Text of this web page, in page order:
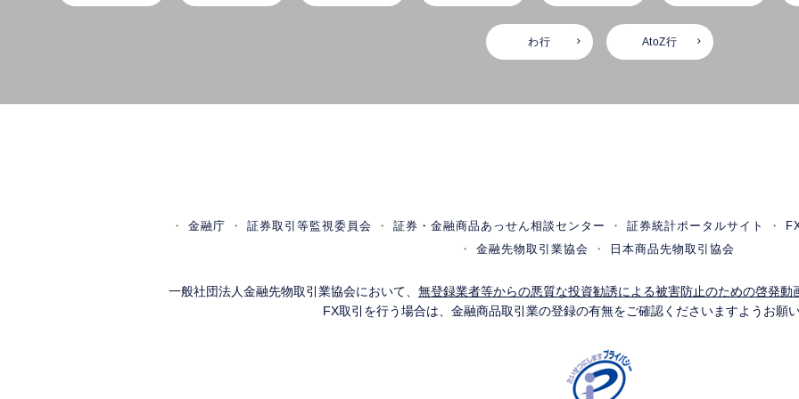
わ行 AtoZ行
金融庁 証券取引等監視委員会 証券・金融商品あっせん相談センター 証券統計ポータルサイト
金融先物取引業協会
日本商品先物取引協会
一般社団法人金融先物取引業協会において、 無登録業者等からの悪質な投資勧誘による被害防止のための啓発
FX取引を行う場合は、金融商品取引業の登録の有無をご確認くださいますようお願